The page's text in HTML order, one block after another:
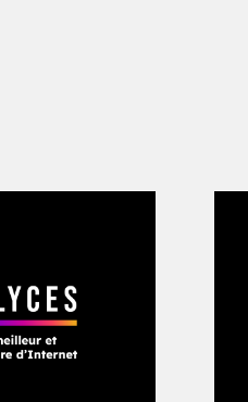
zombie pivotant
pari de Shinji
remporté.